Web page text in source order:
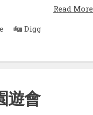
Read More
Digg
遊會